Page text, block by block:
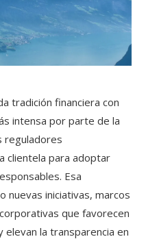
tradición financiera con
intensa por parte de la
reguladores
clientela para adoptar
Esa
nuevas iniciativas, marcos
que favorecen
elevan la transparencia en